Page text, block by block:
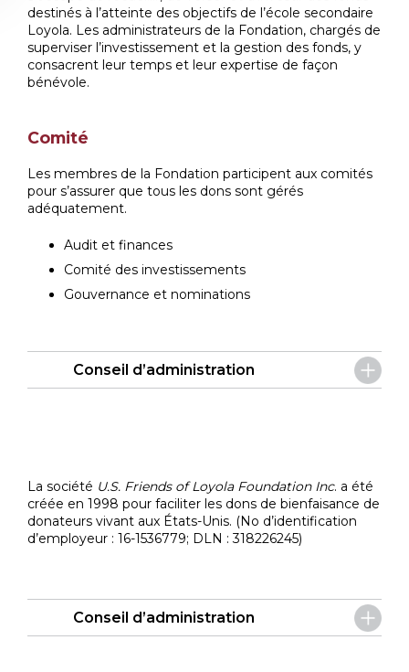
destinés à l’atteinte des objectifs de l’école secondaire
Loyola. Les administrateurs de la Fondation, chargés de
superviser l’investissement et la gestion des fonds, y
consacrent leur temps et leur expertise de façon
bénévole.
Comité
Les membres de la Fondation participent aux comités
pour s’assurer que tous les dons sont gérés
adéquatement.
Audit et finances
Comité des investissements
Gouvernance et nominations
Conseil d’administration
La société U.S. Friends of Loyola Foundation Inc. a été
créée en 1998 pour faciliter les dons de bienfaisance de
donateurs vivant aux États-Unis. (No d’identification
d’employeur : 16-1536779; DLN : 318226245)
Conseil d’administration